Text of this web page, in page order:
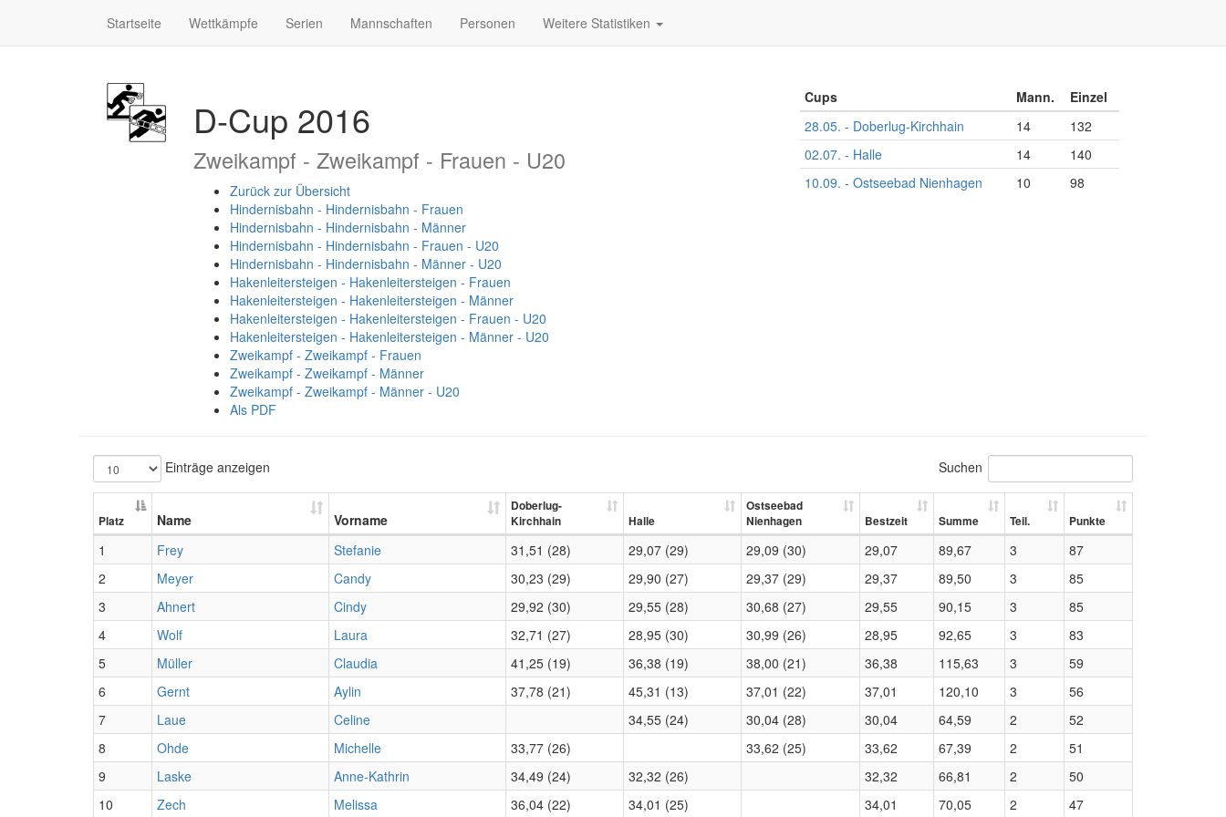
Startseite Wettkämpfe Serien Mannschaften Personen Weitere Statistiken
D-Cup 2016
Zweikampf - Zweikampf - Frauen - U20
Zurück zur Übersicht
Hindernisbahn - Hindernisbahn - Frauen
Hindernisbahn - Hindernisbahn - Männer
Hindernisbahn - Hindernisbahn - Frauen - U20
Hindernisbahn - Hindernisbahn - Männer - U20
Hakenleitersteigen - Hakenleitersteigen - Frauen
Hakenleitersteigen - Hakenleitersteigen - Männer
Hakenleitersteigen - Hakenleitersteigen - Frauen - U20
Hakenleitersteigen - Hakenleitersteigen - Männer - U20
Zweikampf - Zweikampf - Frauen
Zweikampf - Zweikampf - Männer
Zweikampf - Zweikampf - Männer - U20
Als PDF
Cups Mann.
Einzel
28.05. - Doberlug-Kirchhain
14
132
02.07. - Halle
14
140
10.09. - Ostseebad Nienhagen
10 98
Einträge anzeigen Suchen
Platz Name Vorname
Doberlug-
Kirchhain
Halle
Ostseebad
Nienhagen
Bestzeit Summe Teil. Punkte
1 Frey Stefanie 31,51 (28) 29,07 (29) 29,09 (30) 29,07 89,67 3
87
2
Meyer Candy 30,23 (29) 29,90 (27) 29,37 (29) 29,37 89,50 3
85
3
Ahnert Cindy 29,92 (30) 29,55 (28) 30,68 (27) 29,55 90,15 3
85
4
Wolf Laura 32,71 (27) 28,95 (30) 30,99 (26) 28,95 92,65 3
83
5
Müller Claudia 41,25 (19) 36,38 (19) 38,00 (21) 36,38 115,63 3
59
6
Gernt Aylin 37,78 (21) 45,31 (13) 37,01 (22) 37,01 120,10 3
56
7
Laue Celine 34,55 (24) 30,04 (28) 30,04 64,59 2
52
8
Ohde Michelle 33,77 (26) 33,62 (25) 33,62 67,39 2
51
9
Laske Anne-Kathrin 34,49 (24) 32,32 (26) 32,32 66,81 2
50
10
Zech Melissa 36,04 (22) 34,01 (25) 34,01 70,05 2 47